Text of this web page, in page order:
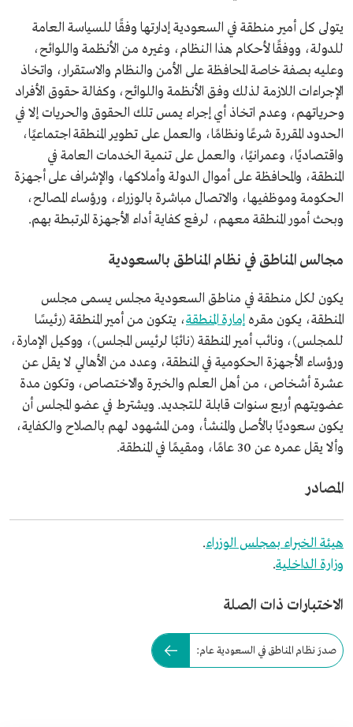
يتولى كل أمير منطقة في السعودية إدارتها وفقًا للسياسة العامة
للدولة، ووفقًا لأحكام هذا النظام، وغيره من الأنظمة واللوائح،
وعليه بصفة خاصة المحافظة على الأمن والنظام والاستقرار، واتخاذ
الإجراءات اللازمة لذلك وفق الأنظمة واللوائح، وكفالة حقوق الأفراد
وحرياتهم، وعدم اتخاذ أي إجراء يمس تلك الحقوق والحريات إلا في
الحدود المقررة شرعًا ونظامًا، والعمل على تطوير المنطقة اجتماعيًا،
واقتصاديًا، وعمرانيًا، والعمل على تنمية الخدمات العامة في
المنطقة، والمحافظة على أموال الدولة وأملاكها، والإشراف على أجهزة
الحكومة وموظفيها، والاتصال مباشرة بالوزراء، ورؤساء المصالح،
وبحث أمور المنطقة معهم، لرفع كفاية أداء الأجهزة المرتبطة بهم.
مجالس المناطق في نظام المناطق بالسعودية
يكون لكل منطقة في مناطق السعودية مجلس يسمى مجلس
المنطقة، يكون مقره إمارة المنطقة، يتكون من أمير المنطقة (رئيسًا
للمجلس)، ونائب أمير المنطقة (نائبًا لرئيس المجلس)، ووكيل الإمارة،
ورؤساء الأجهزة الحكومية في المنطقة، وعدد من الأهالي لا يقل عن
عشرة أشخاص، من أهل العلم والخبرة والاختصاص، وتكون مدة
عضويتهم أربع سنوات قابلة للتجديد. ويشترط في عضو المجلس أن
يكون سعوديًا بالأصل والمنشأ، ومن المشهود لهم بالصلاح والكفاية،
وألا يقل عمره عن 30 عامًا، ومقيمًا في المنطقة.
المصادر
هيئة الخبراء بمجلس الوزراء.
وزارة الداخلية.
الاختبارات ذات الصلة
صدرَ نظام المناطق في السعودية عام: